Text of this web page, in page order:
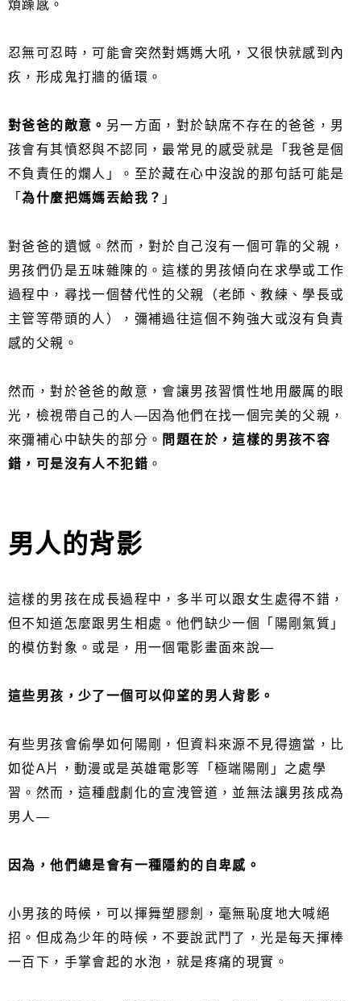
煩躁感。
忍無可忍時，可能會突然對媽媽大吼，又很快就感到內
疚，形成鬼打牆的循環。
對爸爸的敵意。 另一方面，對於缺席不存在的爸爸，男
孩會有其憤怒與不認同，最常見的感受就是「我爸是個
不負責任的爛人」。至於藏在心中沒說的那句話可能是
「為什麼把媽媽丟給我？ 」
對爸爸的遺憾。然而，對於自己沒有一個可靠的父親，
男孩們仍是五味雜陳的。這樣的男孩傾向在求學或工作
過程中，尋找一個替代性的父親（老師、教練、學長或
主管等帶頭的人），彌補過往這個不夠強大或沒有負責
感的父親。
然而，對於爸爸的敵意，會讓男孩習慣性地用嚴厲的眼
光，檢視帶自己的人—因為他們在找一個完美的父親，
來彌補心中缺失的部分。 問題在於，這樣的男孩不容
錯，可是沒有人不犯錯 。
男人的背影
這樣的男孩在成長過程中，多半可以跟女生處得不錯，
但不知道怎麼跟男生相處。他們缺少一個「陽剛氣質」
的模仿對象。或是，用一個電影畫面來說—
這些男孩，少了一個可以仰望的男人背影。
有些男孩會偷學如何陽剛，但資料來源不見得適當，比
如從A片，動漫或是英雄電影等「極端陽剛」之處學
習。然而，這種戲劇化的宣洩管道，並無法讓男孩成為
男人—
因為，他們總是會有一種隱約的自卑感。
小男孩的時候，可以揮舞塑膠劍，毫無恥度地大喊絕
招。但成為少年的時候，不要說武鬥了，光是每天揮棒
一百下，手掌會起的水泡，就是疼痛的現實。